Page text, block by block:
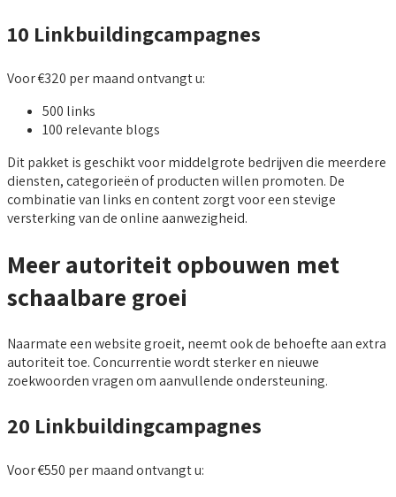
10 Linkbuildingcampagnes
Voor €320 per maand ontvangt u:
500 links
100 relevante blogs
Dit pakket is geschikt voor middelgrote bedrijven die meerdere
diensten, categorieën of producten willen promoten. De
combinatie van links en content zorgt voor een stevige
versterking van de online aanwezigheid.
Meer autoriteit opbouwen met
schaalbare groei
Naarmate een website groeit, neemt ook de behoefte aan extra
autoriteit toe. Concurrentie wordt sterker en nieuwe
zoekwoorden vragen om aanvullende ondersteuning.
20 Linkbuildingcampagnes
Voor €550 per maand ontvangt u: